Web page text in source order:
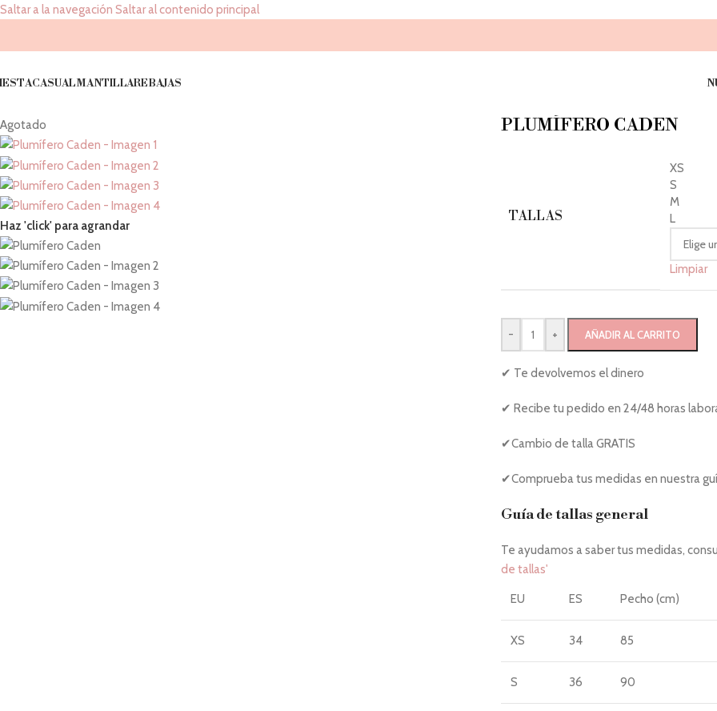
Saltar a la navegación Saltar al contenido principal
CASUALMANTILLAREBAJAS
Agotado
Haz 'click' para agrandar
PLUMÍFERO CADEN
TALLAS
XS
S
M
L
Limpiar
- + AÑADIR AL CARRITO
✔ Te devolvemos el dinero
✔ Recibe tu pedido en 24/48 horas
✔Cambio de talla GRATIS
✔Comprueba tus medidas en nuestra
Guía de tallas general
Te ayudamos a saber tus medidas,
de tallas'
EU ES Pecho (cm)
XS 34 85
S 36 90